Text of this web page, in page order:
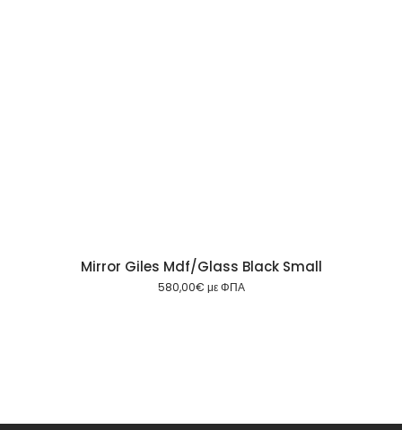
Mirror Giles Mdf/Glass Black Small
580,00€ με ΦΠΑ